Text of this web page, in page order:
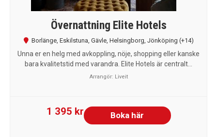
Övernattning Elite Hotels
Borlänge, Eskilstuna Gävle, Helsingborg Jönköping (+14)
Unna er en helg med avkoppling, nöje, shopping eller kanske
bara kvalitetstid med varandra. Elite Hotels är centralt...
Arrangör: Liveit
1 395 kr Boka här